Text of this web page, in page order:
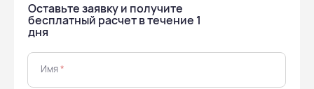
Оставьте заявку и получите
бесплатный расчет в течение 1
дня
Имя*